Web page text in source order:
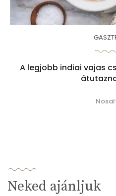
A legjobb indiai vajas
Neked ajánljuk